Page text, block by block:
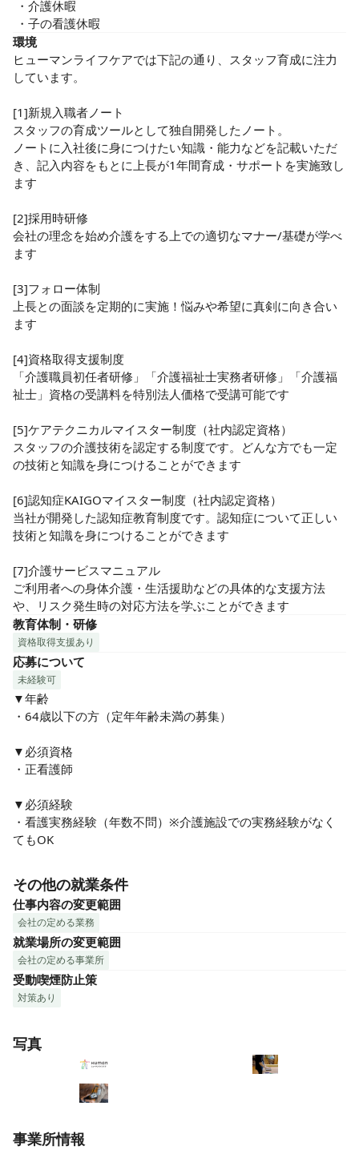
・子の看護休暇
環境
ヒューマンライフケアでは下記の通り、スタッフ育成に注力
しています。
[1]新規入職者ノート
スタッフの育成ツールとして独自開発したノート。
ノートに入社後に身につけたい知識・能力などを記載いただ
き、記入内容をもとに上長が1年間育成・サポートを実施致し
ます
[2]採用時研修
会社の理念を始め介護をする上での適切なマナー/基礎が学べ
ます
[3]フォロー体制
上長との面談を定期的に実施！悩みや希望に真剣に向き合い
ます
[4]資格取得支援制度
「介護職員初任者研修」「介護福祉士実務者研修」「介護福
祉士」資格の受講料を特別法人価格で受講可能です
[5]ケアテクニカルマイスター制度（社内認定資格）
スタッフの介護技術を認定する制度です。どんな方でも一定
の技術と知識を身につけることができます
[6]認知症KAIGOマイスター制度（社内認定資格）
当社が開発した認知症教育制度です。認知症について正しい
技術と知識を身につけることができます
[7]介護サービスマニュアル
ご利用者への身体介護・生活援助などの具体的な支援方法
や、リスク発生時の対応方法を学ぶことができます
教育体制・研修
資格取得支援あり
応募について
未経験可
▼年齢
・64歳以下の方（定年年齢未満の募集）
▼必須資格
・正看護師
▼必須経験
・看護実務経験（年数不問）※介護施設での実務経験がなく
てもOK
その他の就業条件
仕事内容の変更範囲
会社の定める業務
就業場所の変更範囲
会社の定める事業所
受動喫煙防止策
対策あり
写真
事業所情報